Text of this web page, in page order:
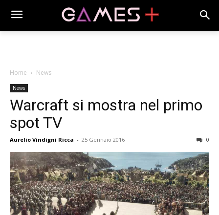
Home News
News
Warcraft si mostra nel primo
spot TV
Aurelio Vindigni Ricca - 25 Gennaio 2016 0